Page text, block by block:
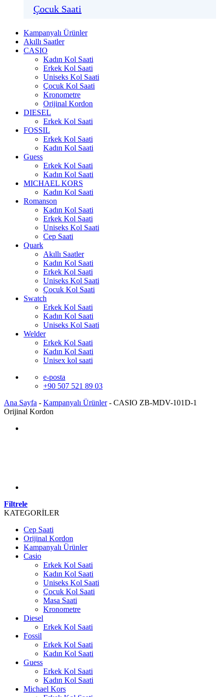
Çocuk Saati
Kampanyalı Ürünler
Akıllı Saatler
CASIO
Kadın Kol Saati
Erkek Kol Saati
Uniseks Kol Saati
Çocuk Kol Saati
Kronometre
Orijinal Kordon
DIESEL
Erkek Kol Saati
FOSSIL
Erkek Kol Saati
Kadın Kol Saati
Guess
Erkek Kol Saati
Kadın Kol Saati
MICHAEL KORS
Kadın Kol Saati
Romanson
Kadın Kol Saati
Erkek Kol Saati
Uniseks Kol Saati
Cep Saati
Quark
Akıllı Saatler
Kadın Kol Saati
Erkek Kol Saati
Uniseks Kol Saati
Çocuk Kol Saati
Swatch
Erkek Kol Saati
Kadın Kol Saati
Uniseks Kol Saati
Welder
Erkek Kol Saati
Kadın Kol Saati
Unisex kol saati
e-posta
+90 507 521 89 03
Ana Sayfa - Kampanyalı Ürünler- CASIO ZB-MDV-101D-1
Orijinal Kordon
Filtrele
KATEGORİLER
Cep Saati
Orijinal Kordon
Kampanyalı Ürünler
Casio
Erkek Kol Saati
Kadın Kol Saati
Uniseks Kol Saati
Çocuk Kol Saati
Masa Saati
Kronometre
Diesel
Erkek Kol Saati
Fossil
Erkek Kol Saati
Kadın Kol Saati
Guess
Erkek Kol Saati
Kadın Kol Saati
Michael Kors